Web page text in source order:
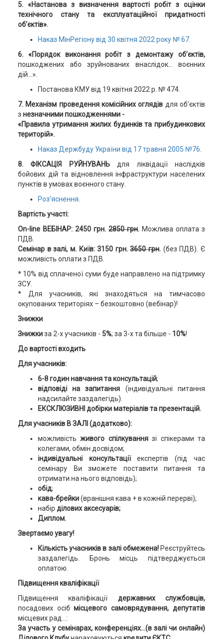
5. «Настанова з визначення вартості робіт з оцінки
технічного стану та експлуатаційної придатності
об’єктів».
Наказ МінРегіону від 30 квітня 2022 року № 67.
6. «Порядок виконання робіт з демонтажу об’єктів,
пошкоджених або зруйнованих внаслідок... воєнних
дій...».
Постанова КМУ від 19 квітня 2022 р. № 474.
7. Механізм проведення комісійних оглядів для об’єктів
з незначними пошкодженнями -
«Правила утримання жилих будинків та прибудинкових
територій».
Наказ Держбуду України від 17 травня 2005 №76.
8. ФІКСАЦІЯ РУЙНУВАНЬдля ліквідації наслідків
бойових дій та відновлення інфраструктури населених
пунктів в умовах воєнного стану.
Роз’яснення.
Вартість участі:
On-line ВЕБІНАР: 2450 грн. 2850 грн. Можлива оплата з
ПДВ.
Семінар в залі, м. Київ: 3150 грн.3650 грн. (без ПДВ). Є
можливість оплати з ПДВ.
* 10% від сплаченої суми буде направлено на підтримку
ЗСУ.
* Для учасників, які знаходяться на тимчасово
окупованих територіях – безкоштовно (вебінар)!
Знижки
Знижкиза 2-х учасників - 5%; за 3-х та більше - 10%!
До вартості входить
Для учасників:
6-8 годин навчання та консультацій;
відповіді на запитання
(індивідуальні питання
надсилайте заздалегідь).
ЕКСКЛЮЗИВНІ добірки матеріалів та презентацій.
Для учасників В ЗАЛІ (додатково):
можливість живого спілкуваннязі спікерами та
колегами, обмін досвідом;
індивідуальні консультаціїекспертів (під час
семінару Ви зможете поставити питання та
отримати на нього відповідь);
обід;
кава-брейки(вранішня кава + в кожній перерві);
набір ділових аксесуарів;
Диплом.
Звертаємо увагу!
Кількість учасників в залі обмежена! Реєструйтесь
заздалегідь.
Бронь місць підтверджується
оплатою.
Підвищення кваліфікації
Підвищення кваліфікації державних службовців,
посадових осібмісцевого самоврядування, депутатів
місцевих рад…:
За участь у семінарах, конференціях…(в залі чи онлайн)